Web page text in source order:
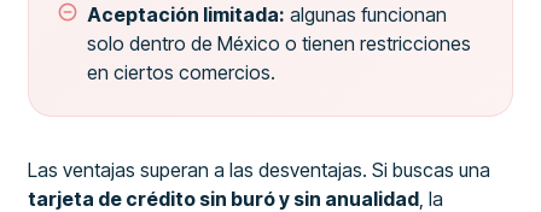
Aceptación limitada: algunas funcionan
solo dentro de México o tienen restricciones
en ciertos comercios.
Las ventajas superan a las desventajas. Si buscas una
tarjeta de crédito sin buró y sin anualidad , la